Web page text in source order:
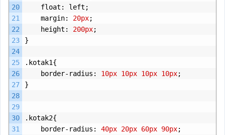
20
21
22
23
24
25
26
27
28
29
30
31
float : left ;
margin: 20px;
height : 200px;
}
. kotak1{
border- radius : 10px 10px 10px 10px;
}
. kotak2{
border- radius : 40px 20px 60px 90px;